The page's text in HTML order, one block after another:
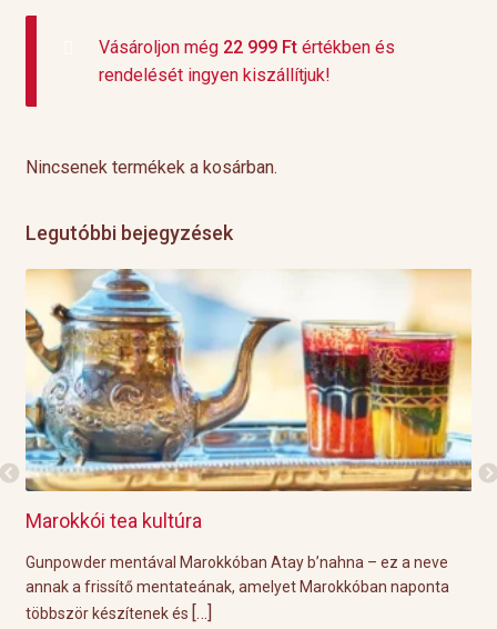
Vásároljon még 22 999 Ftértékben és
rendelését ingyen kiszállítjuk!
Nincsenek termékek a kosárban.
Legutóbbi bejegyzések
Marokkói tea kultúra
Gunpowder mentával Marokkóban Atay b’nahna – ez a neve
annak a frissítő mentateának, amelyet Marokkóban naponta
többször készítenek és […]